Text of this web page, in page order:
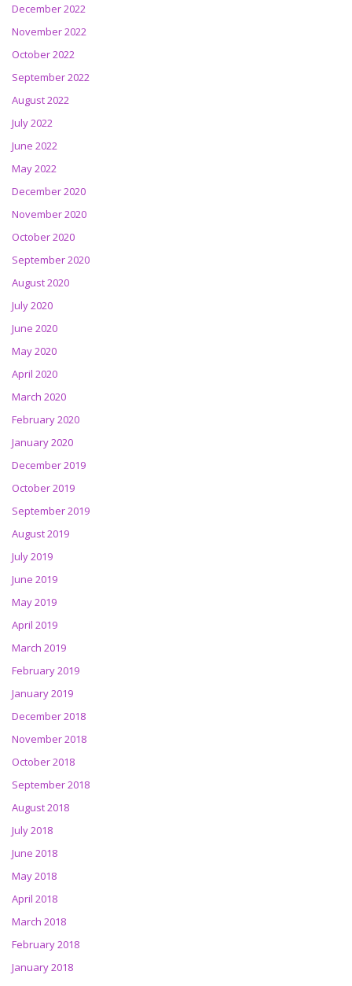
December 2022
November 2022
October 2022
September 2022
August 2022
July 2022
June 2022
May 2022
December 2020
November 2020
October 2020
September 2020
August 2020
July 2020
June 2020
May 2020
April 2020
March 2020
February 2020
January 2020
December 2019
October 2019
September 2019
August 2019
July 2019
June 2019
May 2019
April 2019
March 2019
February 2019
January 2019
December 2018
November 2018
October 2018
September 2018
August 2018
July 2018
June 2018
May 2018
April 2018
March 2018
February 2018
January 2018